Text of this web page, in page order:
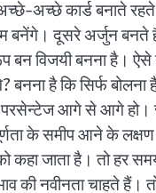
अच्छे कार्ड बनाते
दूसरे अर्जुन बनते
बन विजयी बनना है।
बनना है कि सिर्फ
आगे से आगे हो।
के समीप आने के
कहा जाता है। तो हर
की नवीनता चाहते हैं।